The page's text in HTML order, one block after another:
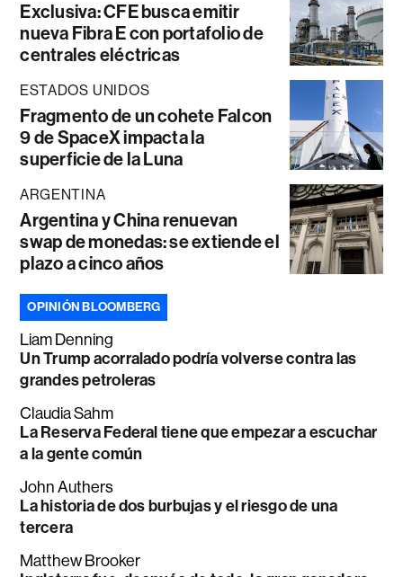
Exclusiva: CFE busca emitir
nueva Fibra E con portafolio de
centrales eléctricas
ESTADOS UNIDOS
Fragmento de un cohete Falcon
9 de SpaceX impacta la
superficie de la Luna
ARGENTINA
Argentina y China renuevan
swap de monedas: se extiende el
plazo a cinco años
OPINIÓN BLOOMBERG
Liam Denning
Un Trump acorralado podría volverse contra las
grandes petroleras
Claudia Sahm
La Reserva Federal tiene que empezar a escuchar
a la gente común
John Authers
La historia de dos burbujas y el riesgo de una
tercera
Matthew Brooker